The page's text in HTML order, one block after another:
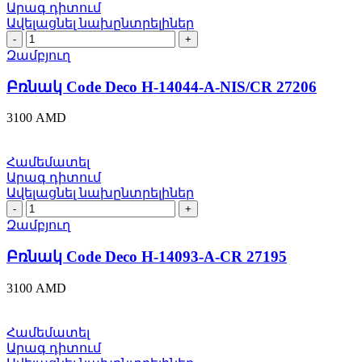
Արագ դիտում
Ավելացնել նախընտրելիներ
Բռնակ
Code
Deco
H-
14044-
A-
NIS/CR
quantity
Զամբյուղ
Բռնակ Code Deco H-14044-A-NIS/CR 27206
3100 AMD
Համեմատել
Արագ դիտում
Ավելացնել նախընտրելիներ
Բռնակ
Code
Deco
H-
14093-
CR
quantity
Զամբյուղ
Բռնակ Code Deco H-14093-A-CR 27195
3100 AMD
Համեմատել
Արագ դիտում